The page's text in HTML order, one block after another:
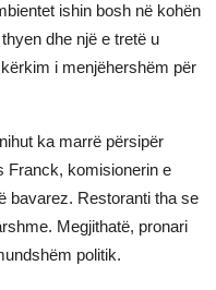
ishin bosh në kohën
dhe një e tretë u
i menjëhershëm për
ka marrë përsipër
Franck, komisionerin e
bavarez. Restoranti tha se
Megjithatë, pronari
politik.